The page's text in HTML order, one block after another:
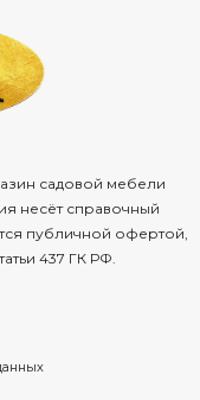
садовой мебели
несёт справочный
публичной офертой,
437 ГК РФ.